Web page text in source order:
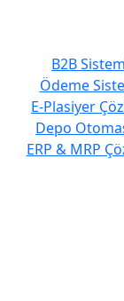
B2B
Ödeme
E-Plasiyer
Depo
ERP & MRP